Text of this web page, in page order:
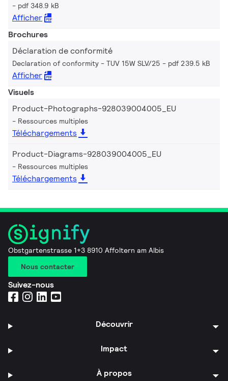
pdf 348.9 kB
Afficher
Brochures
Déclaration de conformité
Declaration of conformity - TUV 15W SLV/25 pdf 239.5 kB
Afficher
Visuels
Product-Photographs-928039004005_EU
Ressources multiples
Téléchargements
Product-Diagrams-928039004005_EU
Ressources multiples
Téléchargements
Obstgartenstrasse 1+3 8910 Affoltern am Albis
Nous contacter
Suivez-nous
Découvrir
Impact
À propos